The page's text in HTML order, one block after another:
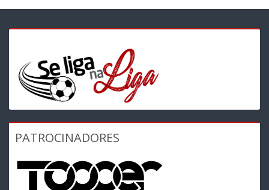
PATROCINADORES